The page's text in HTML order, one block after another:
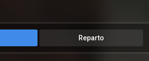
Reparto